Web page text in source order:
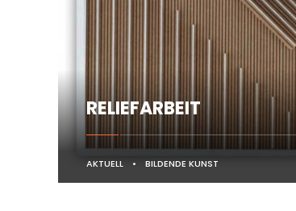
RELIEFARBEIT
AKTUELL • BILDENDE KUNST